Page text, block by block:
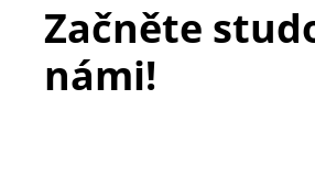
Začněte
námi!